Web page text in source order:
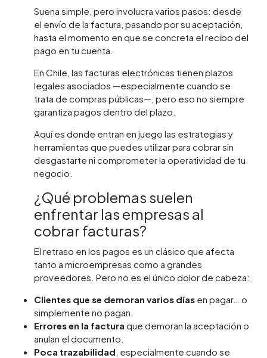
Suena simple, pero involucra varios pasos: desde
el envío de la factura, pasando por su aceptación,
hasta el momento en que se concreta el recibo del
pago en tu cuenta.
En Chile, las facturas electrónicas tienen plazos
legales asociados —especialmente cuando se
trata de compras públicas—, pero eso no siempre
garantiza pagos dentro del plazo.
Aquí es donde entran en juego las estrategias y
herramientas que puedes utilizar para cobrar sin
desgastarte ni comprometer la operatividad de tu
negocio.
¿Qué problemas suelen
enfrentar las empresas al
cobrar facturas?
El retraso en los pagos es un clásico que afecta
tanto a microempresas como a grandes
proveedores. Pero no es el único dolor de cabeza:
Clientes que se demoran varios días en pagar… o
simplemente no pagan.
Errores en la factura que demoran la aceptación o
anulan el documento.
Poca trazabilidad , especialmente cuando se